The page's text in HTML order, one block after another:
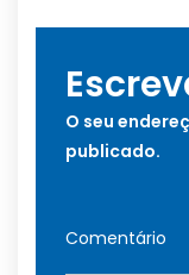
O seu
publicado.
Comentário